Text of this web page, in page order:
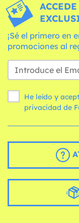
¡Sé el primero en
promociones al
He leído y
privacidad de